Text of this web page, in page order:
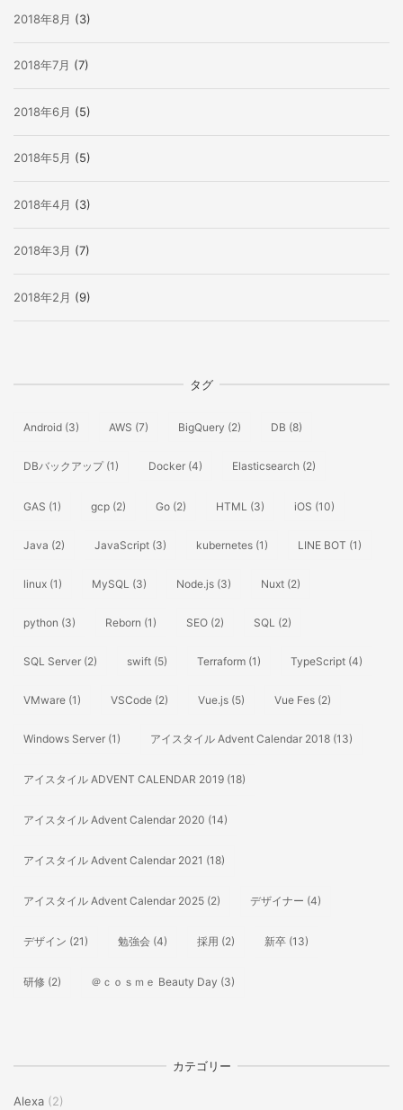
2018年8月 (3)
2018年7月 (7)
2018年6月 (5)
2018年5月 (5)
2018年4月 (3)
2018年3月 (7)
2018年2月 (9)
タグ
Android (3) AWS (7) BigQuery (2) DB (8)
DBバックアップ(1) Docker (4) Elasticsearch (2)
GAS (1) gcp (2) Go (2) HTML (3) iOS (10)
Java (2) JavaScript (3) kubernetes (1) LINE BOT (1)
linux (1) MySQL (3) Node.js (3) Nuxt (2)
python (3) Reborn (1) SEO (2) SQL (2)
SQL Server (2) swift (5) Terraform (1) TypeScript (4)
VMware (1) VSCode (2) Vue.js (5) Vue Fes (2)
Windows Server (1) アイスタイル Advent Calendar 2018 (13)
アイスタイル ADVENT CALENDAR 2019 (18)
アイスタイル Advent Calendar 2020 (14)
アイスタイル Advent Calendar 2021 (18)
アイスタイル Advent Calendar 2025 (2) デザイナー (4)
デザイン (21) 勉強会 (4) 採用 (2) 新卒 (13)
研修 (2) ＠ｃｏｓｍｅ Beauty Day (3)
カテゴリー
Alexa (2)